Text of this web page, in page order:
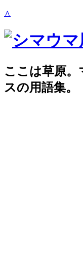
∧
ここは草原
スの用語集。